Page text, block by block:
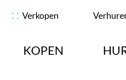
Verkopen
KOPEN